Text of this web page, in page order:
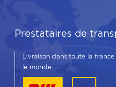
Prestataires de
Livraison dans toute la
le monde